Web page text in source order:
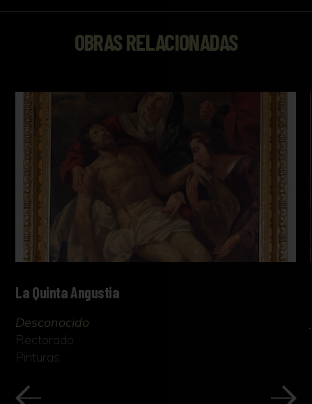
OBRAS RELACIONADAS
La Quinta Angustia
Desconocido
Rectorado
Pinturas